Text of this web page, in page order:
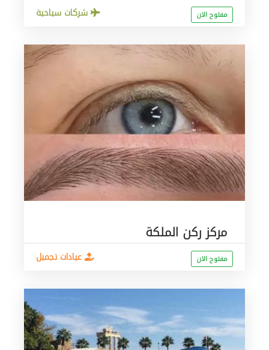
شركات سياحية مفتوح الان
مركز ركن الملكة
عيادات تجميل مفتوح الان